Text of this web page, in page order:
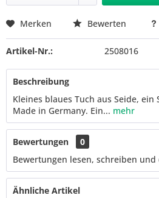
Merken Bewerten
Artikel-Nr.: 2508016
Beschreibung
Kleines blaues Tuch aus Seide,
Made in Germany. Ein... mehr
Bewertungen
0
Bewertungen lesen, schreiben
Ähnliche Artikel